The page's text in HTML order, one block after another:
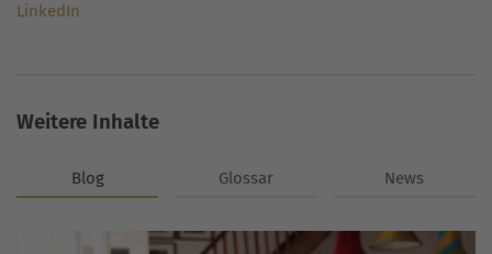
LinkedIn
Weitere Inhalte
Blog Glossar News